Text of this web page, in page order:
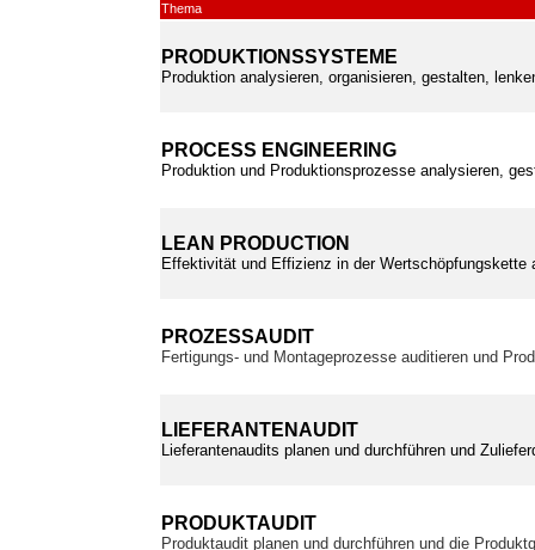
Thema
PRODUKTIONSSYSTEME
Produktion analysieren, organisieren, gestalten,
PROCESS ENGINEERING
Produktion und Produktionsprozesse analysieren,
LEAN PRODUCTION
Effektivität und Effizienz in der Wertschöpfungskette
PROZESSAUDIT
Fertigungs- und Montageprozesse auditieren und
LIEFERANTENAUDIT
Lieferantenaudits planen und durchführen und
PRODUKTAUDIT
Produktaudit planen und durchführen und die